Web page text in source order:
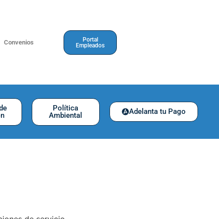
Convenios
Portal
Empleados
Política
Ambiental
Adelanta tu Pago